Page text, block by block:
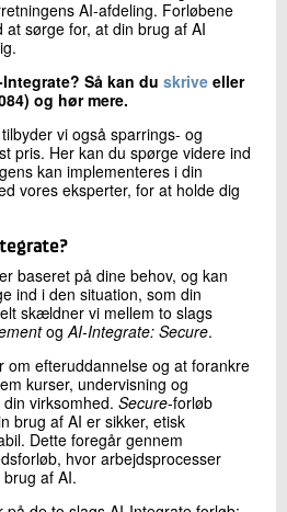
Send
AI-afdeling. Forløbene
sørge for, at din brug af AI
Så kan du skrive eller
og hør mere.
vi også sparrings- og
pris. Her kan du spørge videre ind
kan implementeres i din
vores eksperter, for at holde dig
baseret på dine behov, og kan
ind i den situation, som din
skældner vi mellem to slags
ogAI-Integrate: Secure.
om efteruddannelse og at forankre
kurser, undervisning og
virksomhed. Secure-forløb
brug af AI er sikker, etisk
Dette foregår gennem
hvor arbejdsprocesser
af AI.